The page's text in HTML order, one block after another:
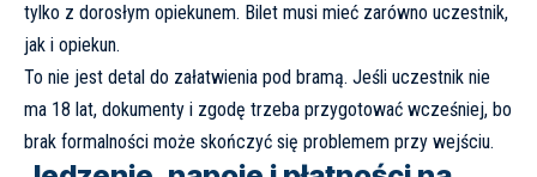
tylko z dorosłym opiekunem. Bilet musi mieć zarówno uczestnik,
jak i opiekun.
To nie jest detal do załatwienia pod bramą. Jeśli uczestnik nie
ma 18 lat, dokumenty i zgodę trzeba przygotować wcześniej, bo
brak formalności może skończyć się problemem przy wejściu.